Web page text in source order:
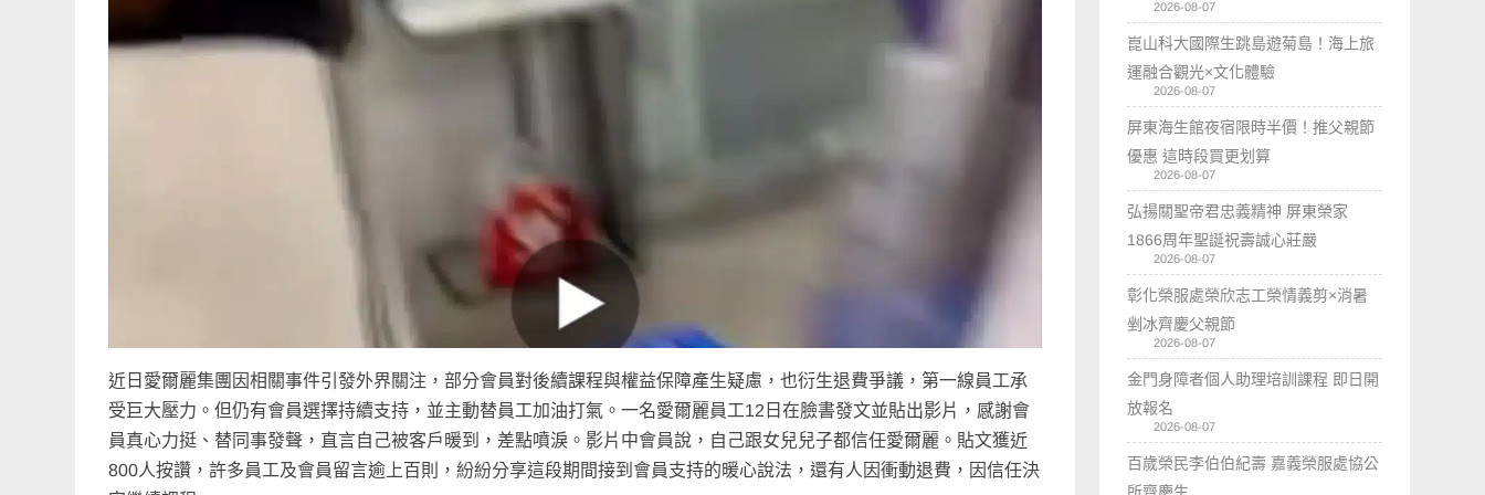
近日愛爾麗集團因相關事件引發外界關注，部分會員對後續課程與權益保障產生疑慮，也衍生退費爭議，第一線員工承
受巨大壓力。但仍有會員選擇持續支持，並主動替員工加油打氣。一名愛爾麗員工12日在臉書發文並貼出影片，感謝會
員真心力挺、替同事發聲，直言自己被客戶暖到，差點噴淚。影片中會員說，自己跟女兒兒子都信任愛爾麗。 貼文獲近
800人按讚，許多員工及會員留言逾上百則 ，紛紛分享這段期間接到會員支持的暖心說法，還有人因衝動退費，因信任決
2026-08-07
崑山科大國際生跳島遊菊島！海上旅
運融合觀光×文化體驗
2026-08-07
屏東海生館夜宿限時半價！推父親節
優惠 這時段買更划算
2026-08-07
弘揚關聖帝君忠義精神 屏東榮家
1866周年聖誕祝壽誠心莊嚴
2026-08-07
彰化榮服處榮欣志工榮情義剪×消暑
剉冰齊慶父親節
2026-08-07
金門身障者個人助理培訓課程 即日開
放報名
2026-08-07
百歲榮民李伯伯紀壽 嘉義榮服處協公
所齊慶生